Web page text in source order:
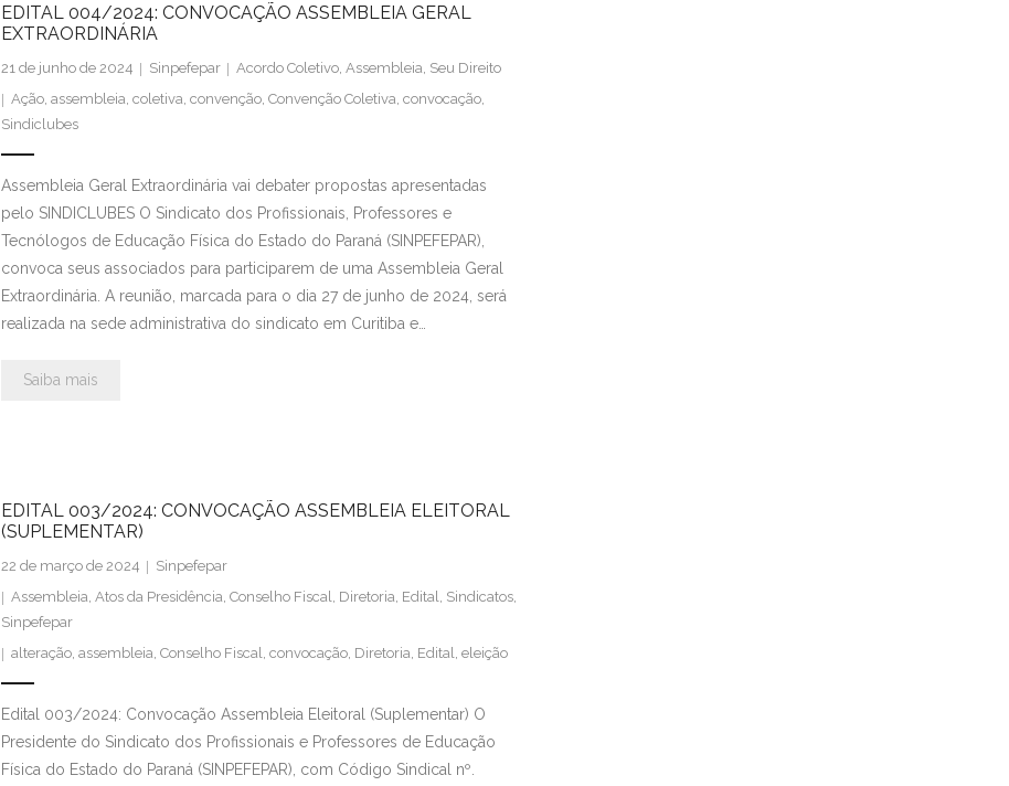
EDITAL 004/2024: CONVOCAÇÃO ASSEMBLEIA GERAL
EXTRAORDINÁRIA
21 de junho de 2024 Sinpefepar Acordo Coletivo ,Assembleia Seu Direito
Ação ,assembleia ,coletiva ,convenção ,Convenção Coletiva ,convocação
Sindiclubes
Assembleia Geral Extraordinária vai debater propostas apresentadas
pelo SINDICLUBES O Sindicato dos Profissionais, Professores e
Tecnólogos de Educação Física do Estado do Paraná (SINPEFEPAR),
convoca seus associados para participarem de uma Assembleia Geral
Extraordinária. A reunião, marcada para o dia 27 de junho de 2024, será
realizada na sede administrativa do sindicato em Curitiba e…
Saiba mais
EDITAL 003/2024: CONVOCAÇÃO ASSEMBLEIA ELEITORAL
(SUPLEMENTAR)
22 de março de 2024
Sinpefepar
Assembleia ,Atos da Presidência ,Conselho Fiscal Diretoria Edital Sindicatos
Sinpefepar
alteração ,assembleia ,Conselho Fiscal ,convocação Diretoria Edital ,eleição
Edital 003/2024: Convocação Assembleia Eleitoral (Suplementar) O
Presidente do Sindicato dos Profissionais e Professores de Educação
Física do Estado do Paraná (SINPEFEPAR), com Código Sindical nº.